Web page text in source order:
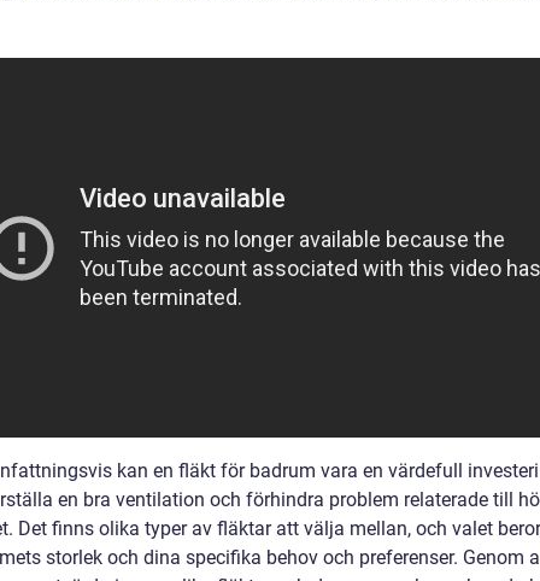
kan en fläkt för badrum vara en värdefull
en bra ventilation och förhindra problem relaterade till
Det finns olika typer av fläktar att välja mellan, och valet
storlek och dina specifika behov och preferenser. Genom